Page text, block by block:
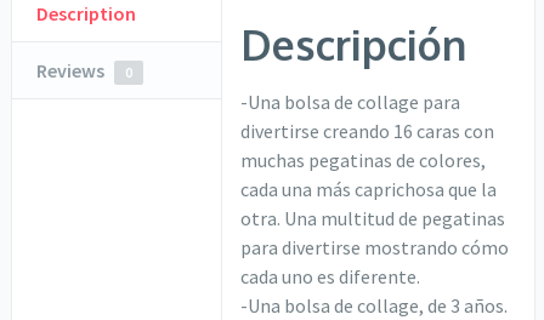
Description
Reviews 0
Descripción
-Una bolsa de collage para
divertirse creando 16 caras con
muchas pegatinas de colores,
cada una más caprichosa que la
otra. Una multitud de pegatinas
para divertirse mostrando cómo
cada uno es diferente.
-Una bolsa de collage, de 3 años.